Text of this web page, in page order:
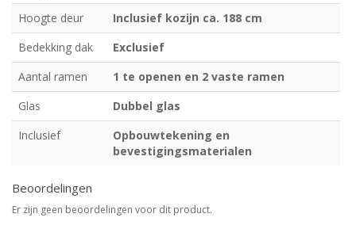
Hoogte deur
Inclusief kozijn ca. 188 cm
Bedekking dak
Exclusief
Aantal ramen
1 te openen en 2 vaste ramen
Glas
Dubbel glas
Inclusief
Opbouwtekening en
bevestigingsmaterialen
Beoordelingen
Er zijn geen beoordelingen voor dit product.